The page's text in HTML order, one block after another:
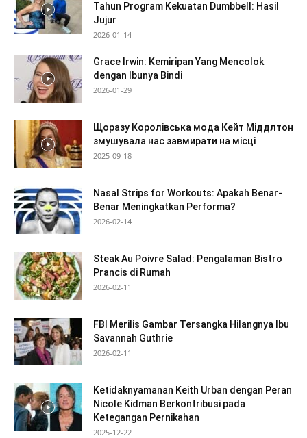
Tahun Program Kekuatan Dumbbell: Hasil
Jujur
2026-01-14
Grace Irwin: Kemiripan Yang Mencolok
dengan Ibunya Bindi
2026-01-29
Щоразу Королівська мода Кейт Міддлтон
змушувала нас завмирати на місці
2025-09-18
Nasal Strips for Workouts: Apakah Benar-
Benar Meningkatkan Performa?
2026-02-14
Steak Au Poivre Salad: Pengalaman Bistro
Prancis di Rumah
2026-02-11
FBI Merilis Gambar Tersangka Hilangnya Ibu
Savannah Guthrie
2026-02-11
Ketidaknyamanan Keith Urban dengan Peran
Nicole Kidman Berkontribusi pada
Ketegangan Pernikahan
2025-12-22